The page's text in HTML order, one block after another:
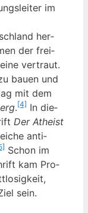
im
her­
der frei­
ver­traut.
bau­en und
mit dem
.[4] In die­
Der Athe­ist
anti­
Schon im
kam Pro­
sein.